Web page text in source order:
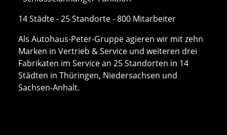
14 Städte - 25 Standorte - 800 Mitarbeiter
Als Autohaus-Peter-Gruppe agieren wir mit zehn
Marken in Vertrieb & Service und weiteren drei
Fabrikaten im Service an 25 Standorten in 14
Städten in Thüringen, Niedersachsen und
Sachsen-Anhalt.